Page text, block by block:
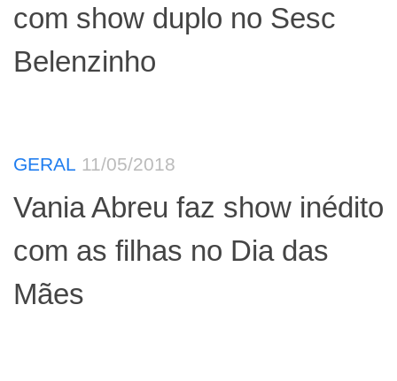
com show duplo no Sesc
Belenzinho
GERAL 11/05/2018
Vania Abreu faz show inédito
com as filhas no Dia das
Mães